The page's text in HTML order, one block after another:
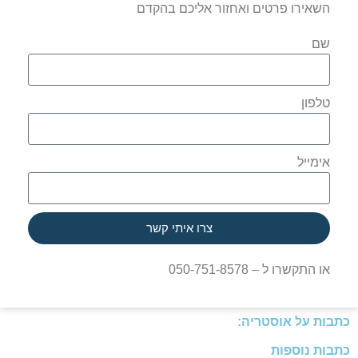
השאירו פרטים ואחזור אליכם בהקדם
שם
טלפון
אימייל
צרו איתי קשר
או התקשרו ל – 050-751-8578
כתבות על אוסטריה:
כתבות נוספות